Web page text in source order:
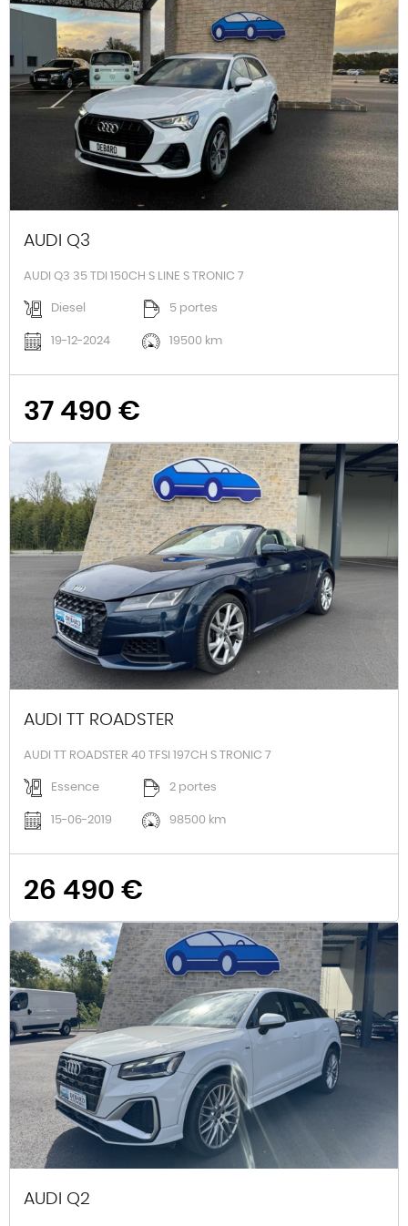
AUDI Q3
AUDI Q3 35 TDI 150CH S LINE S TRONIC 7
Diesel 5 portes
19-12-2024 19500 km
37 490 €
AUDI TT ROADSTER
AUDI TT ROADSTER 40 TFSI 197CH S TRONIC 7
Essence 2 portes
15-06-2019 98500 km
26 490 €
AUDI Q2